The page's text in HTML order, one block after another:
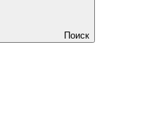
Поиск